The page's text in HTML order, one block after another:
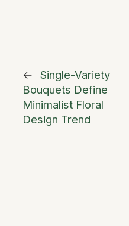
←
Single-Variety
Bouquets Define
Minimalist Floral
Design Trend